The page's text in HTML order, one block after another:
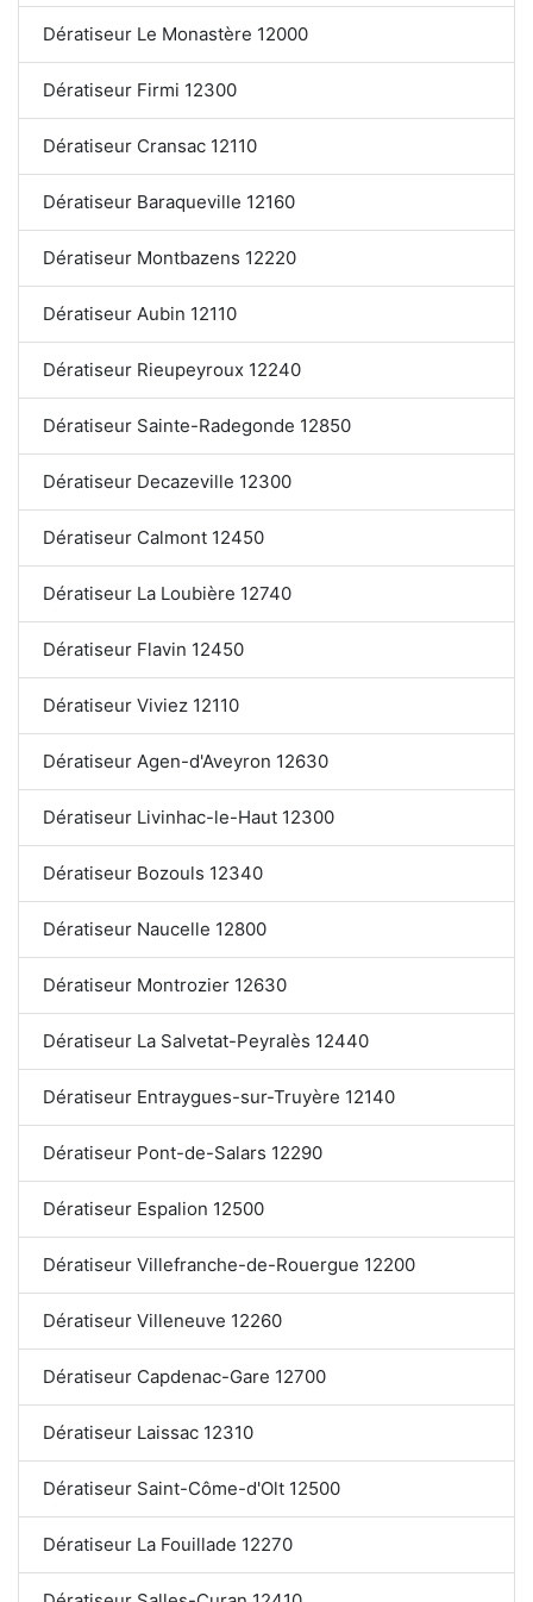
Dératiseur Le Monastère 12000
Dératiseur Firmi 12300
Dératiseur Cransac 12110
Dératiseur Baraqueville 12160
Dératiseur Montbazens 12220
Dératiseur Aubin 12110
Dératiseur Rieupeyroux 12240
Dératiseur Sainte-Radegonde 12850
Dératiseur Decazeville 12300
Dératiseur Calmont 12450
Dératiseur La Loubière 12740
Dératiseur Flavin 12450
Dératiseur Viviez 12110
Dératiseur Agen-d'Aveyron 12630
Dératiseur Livinhac-le-Haut 12300
Dératiseur Bozouls 12340
Dératiseur Naucelle 12800
Dératiseur Montrozier 12630
Dératiseur La Salvetat-Peyralès 12440
Dératiseur Entraygues-sur-Truyère 12140
Dératiseur Pont-de-Salars 12290
Dératiseur Espalion 12500
Dératiseur Villefranche-de-Rouergue 12200
Dératiseur Villeneuve 12260
Dératiseur Capdenac-Gare 12700
Dératiseur Laissac 12310
Dératiseur Saint-Côme-d'Olt 12500
Dératiseur La Fouillade 12270